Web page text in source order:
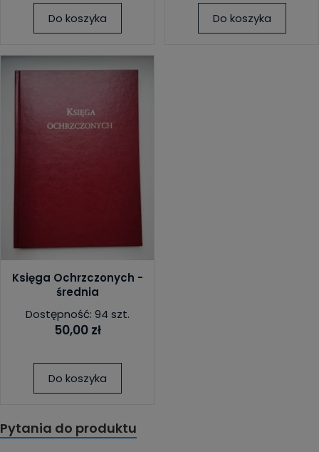
Do koszyka Do koszyka
Księga Ochrzczonych -
średnia
Dostępność: 94 szt.
50,00 zł
Do koszyka
Pytania do produktu